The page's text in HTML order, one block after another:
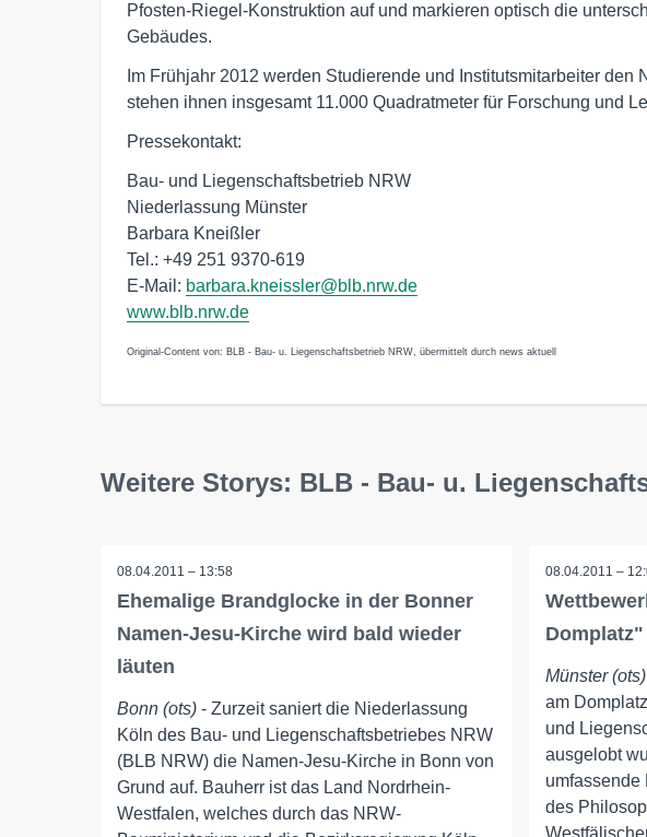
Pfosten-Riegel-Konstruktion auf und markieren optisch die
Gebäudes.
Im Frühjahr 2012 werden Studierende und Institutsmitarbeiter den
stehen ihnen insgesamt 11.000 Quadratmeter für Forschung und
Pressekontakt:
Bau- und Liegenschaftsbetrieb NRW
Niederlassung Münster
Barbara Kneißler
Tel.: +49 251 9370-619
E-Mail: barbara.kneissler@blb.nrw.de
www.blb.nrw.de
Original-Content von: BLB - Bau- u. Liegenschaftsbetrieb NRW, übermittelt durch news aktuell
Weitere Storys: BLB - Bau- u.
08.04.2011 – 13:58
Ehemalige Brandglocke in der Bonner
Namen-Jesu-Kirche wird bald wieder
läuten
Bonn (ots) - Zurzeit saniert die Niederlassung
Köln des Bau- und Liegenschaftsbetriebes NRW
(BLB NRW) die Namen-Jesu-Kirche in Bonn von
Grund auf. Bauherr ist das Land Nordrhein-
Westfalen, welches durch das NRW-
08.04.2011 –
Münster (ots)
am
und
ausgelobt
umfassende
des